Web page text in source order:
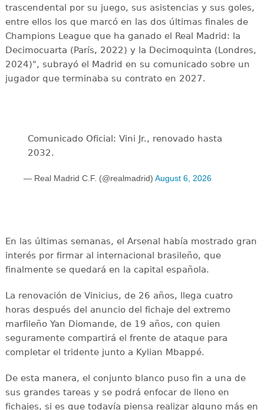
trascendental por su juego, sus asistencias y sus goles,
entre ellos los que marcó en las dos últimas finales de
Champions League que ha ganado el Real Madrid: la
Decimocuarta (París, 2022) y la Decimoquinta (Londres,
2024)", subrayó el Madrid en su comunicado sobre un
jugador que terminaba su contrato en 2027.
Comunicado Oficial: Vini Jr., renovado hasta
2032.
— Real Madrid C.F. (@realmadrid) August 6, 2026
En las últimas semanas, el Arsenal había mostrado gran
interés por firmar al internacional brasileño, que
finalmente se quedará en la capital española.
La renovación de Vinicius, de 26 años, llega cuatro
horas después del anuncio del fichaje del extremo
marfileño Yan Diomande, de 19 años, con quien
seguramente compartirá el frente de ataque para
completar el tridente junto a Kylian Mbappé.
De esta manera, el conjunto blanco puso fin a una de
sus grandes tareas y se podrá enfocar de lleno en
fichajes, si es que todavía piensa realizar alguno más en